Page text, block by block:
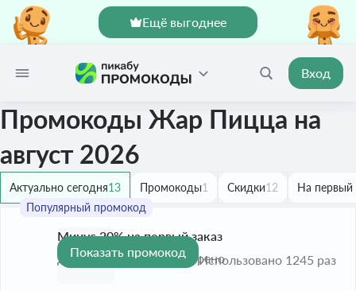
Ещё выгоднее
Вход
Промокоды Жар Пицца на
август 2026
Актуально сегодня13 Промокоды1 Скидки12 На первый
-20%
Минус 20% на первый заказ
До 31 авг. 2026
Проверено
Показать промокод
Использовано 1245 раз